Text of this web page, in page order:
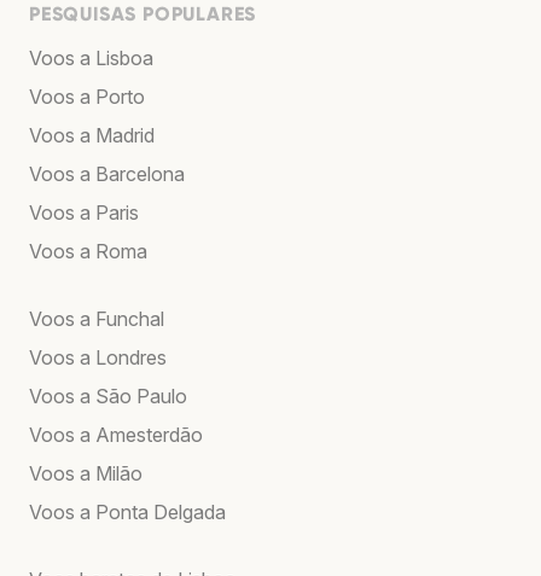
PESQUISAS POPULARES
Voos a Lisboa
Voos a Porto
Voos a Madrid
Voos a Barcelona
Voos a Paris
Voos a Roma
Voos a Funchal
Voos a Londres
Voos a São Paulo
Voos a Amesterdão
Voos a Milão
Voos a Ponta Delgada